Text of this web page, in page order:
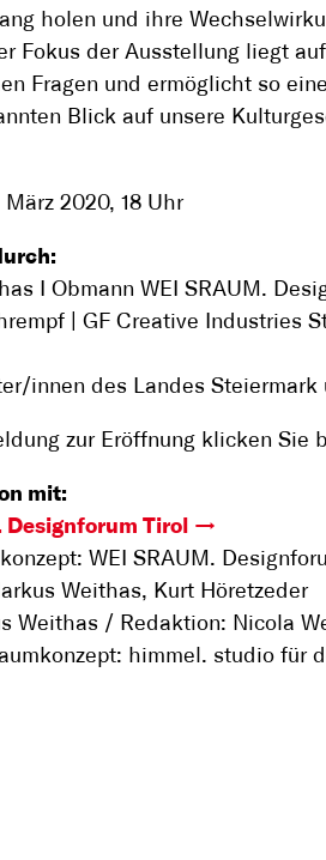
holen und ihre
Fokus der Ausstellung liegt
Fragen und ermöglicht so
Blick auf unsere
März 2020, 18 Uhr
I Obmann WEI SRAUM.
| GF Creative Industries
innen des Landes Steiermark
zur Eröffnung klicken Sie
mit:
Designforum Tirol
WEI SRAUM.
Weithas, Kurt Höretzeder
Weithas / Redaktion: Nicola
himmel. studio für